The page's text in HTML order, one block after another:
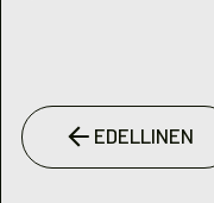
EDELLINEN